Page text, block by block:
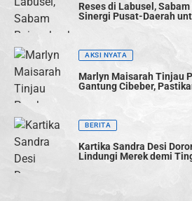
Reses di Labusel,
Sinergi Pusat-Daerah
AKSI NYATA
Marlyn Maisarah Tinjau
Gantung Cibeber,
BERITA
Kartika Sandra Desi
Lindungi Merek demi